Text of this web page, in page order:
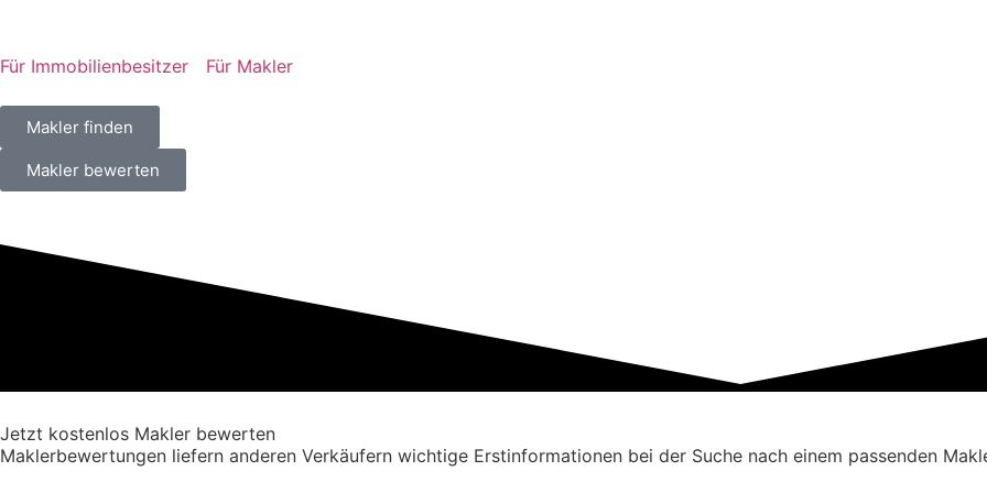
Für Immobilienbesitzer Für Makler
Makler finden
Makler bewerten
Jetzt kostenlos Makler bewerten
Maklerbewertungen liefern anderen Verkäufern wichtige Erstinformationen bei der Suche nach einem passenden